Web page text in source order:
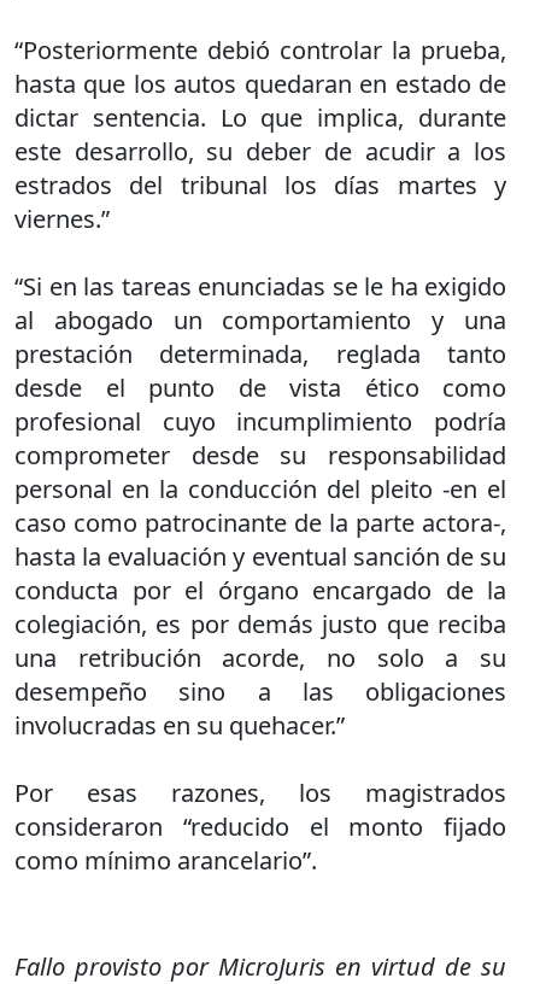
“Posteriormente debió controlar la prueba,
hasta que los autos quedaran en estado de
dictar sentencia. Lo que implica, durante
este desarrollo, su deber de acudir a los
estrados del tribunal los días martes y
viernes.”
“Si en las tareas enunciadas se le ha exigido
al abogado un comportamiento y una
prestación determinada, reglada tanto
desde el punto de vista ético como
profesional cuyo incumplimiento podría
comprometer desde su responsabilidad
personal en la conducción del pleito -en el
caso como patrocinante de la parte actora-,
hasta la evaluación y eventual sanción de su
conducta por el órgano encargado de la
colegiación, es por demás justo que reciba
una retribución acorde, no solo a su
desempeño sino a las obligaciones
involucradas en su quehacer.”
Por esas razones, los magistrados
consideraron “reducido el monto fijado
como mínimo arancelario”.
Fallo provisto por MicroJuris en virtud de su